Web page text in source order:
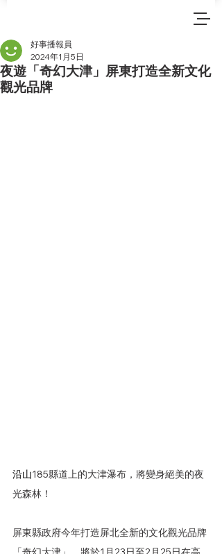
夜遊「奇幻大津」屏東打造全新文化
觀光品牌
好事播報員
2024年1月5日
沿山185縣道上的大津瀑布，將變身絕美的夜
光森林！
屏東縣政府今年打造屏北全新的文化觀光品牌